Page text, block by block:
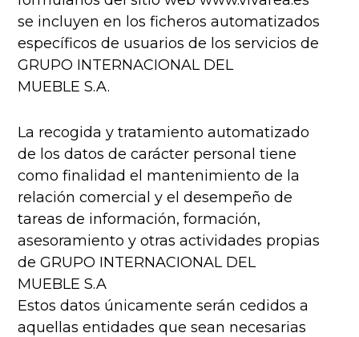
se incluyen en los ficheros automatizados
específicos de usuarios de los servicios de
GRUPO INTERNACIONAL DEL
MUEBLE S.A.
La recogida y tratamiento automatizado
de los datos de carácter personal tiene
como finalidad el mantenimiento de la
relación comercial y el desempeño de
tareas de información, formación,
asesoramiento y otras actividades propias
de GRUPO INTERNACIONAL DEL
MUEBLE S.A
Estos datos únicamente serán cedidos a
aquellas entidades que sean necesarias